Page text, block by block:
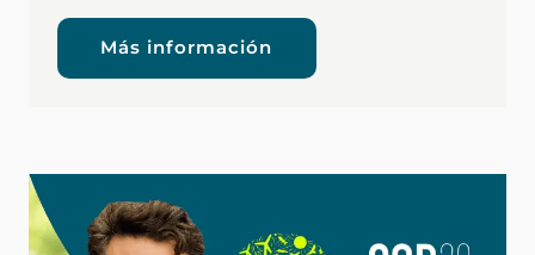
Más información